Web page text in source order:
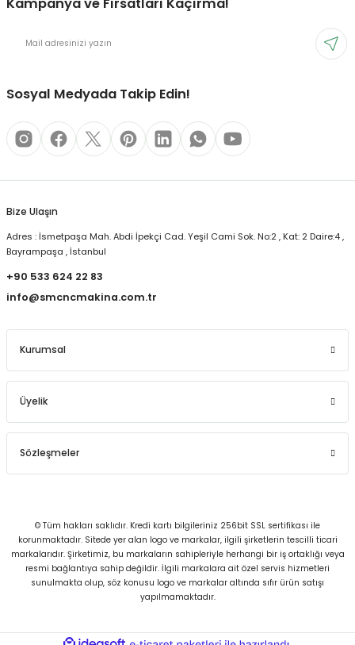
Kampanya ve Fırsatları Kaçırma!
Sosyal Medyada Takip Edin!
Bize Ulaşın
Adres : İsmetpaşa Mah. Abdi İpekçi Cad. Yeşil Cami Sok. No:2 , Kat: 2 Daire:4 ,
Bayrampaşa , İstanbul
+90 533 624 22 83
info@smcncmakina.com.tr
Kurumsal
Üyelik
Sözleşmeler
© Tüm hakları saklıdır. Kredi kartı bilgileriniz 256bit SSL sertifikası ile
korunmaktadır. Sitede yer alan logo ve markalar, ilgili şirketlerin tescilli ticari
markalarıdır. Şirketimiz, bu markaların sahipleriyle herhangi bir iş ortaklığı veya
resmi bağlantıya sahip değildir. İlgili markalara ait özel servis hizmetleri
sunulmakta olup, söz konusu logo ve markalar altında sıfır ürün satışı
yapılmamaktadır.